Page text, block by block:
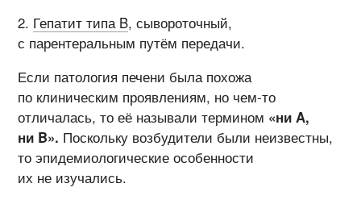
Гепатит типа B, сывороточный,
с парентеральным путём передачи.
Если патология печени была похожа
по клиническим проявлениям, но чем-то
отличалась, то её называли термином «ни A,
ни B». Поскольку возбудители были неизвестны,
то эпидемиологические особенности
их не изучались.